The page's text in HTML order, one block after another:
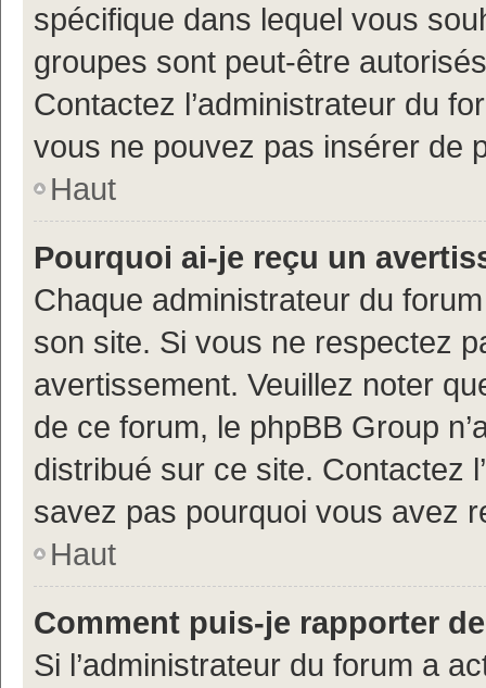
spécifique dans lequel vous
groupes sont peut-être
Contactez l’administrateur du
vous ne pouvez pas insérer de
Haut
Pourquoi ai-je reçu un
Chaque administrateur du
son site. Si vous ne respectez
avertissement. Veuillez noter
de ce forum, le phpBB Group
distribué sur ce site. Contactez
savez pas pourquoi vous avez
Haut
Comment puis-je rapporter
Si l’administrateur du forum a